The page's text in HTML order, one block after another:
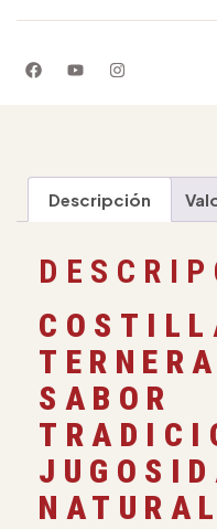
Descripción
SABOR
NATURAL